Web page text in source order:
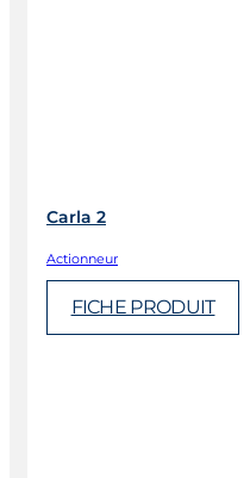
Carla 2
Actionneur
FICHE PRODUIT